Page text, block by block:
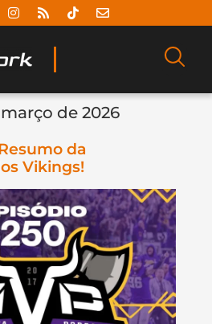
de 2026
da
Vikings!